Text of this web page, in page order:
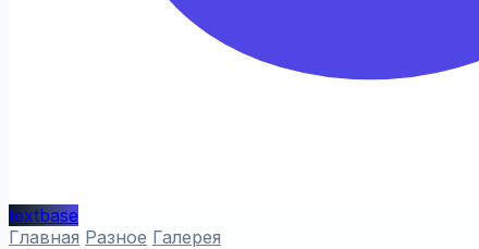
textbase
Главная Разное Галерея